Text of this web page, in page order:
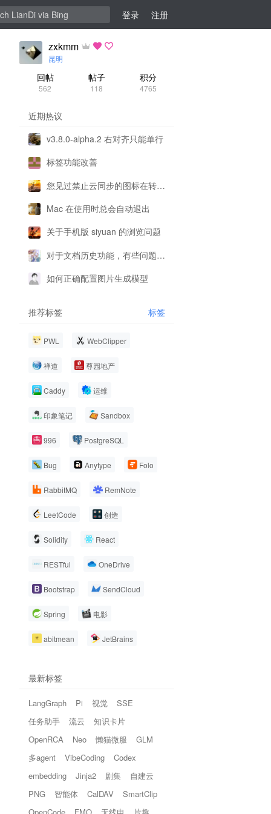
登录 注册
zxkmm
昆明
回帖
562
帖子
118
积分
4765
近期热议
v3.8.0-alpha.2 右对齐只能单行
标签功能改善
您见过禁止云同步的图标在转圈圈吗
Mac 在使用时总会自动退出
关于手机版 siyuan 的浏览问题
对于文档历史功能，有些问题想请各位大佬解答一下
如何正确配置图片生成模型
推荐标签 标签
PWL WebClipper
禅道 尊园地产
Caddy 运维
印象笔记 Sandbox
996 PostgreSQL
Bug Anytype Folo
RabbitMQ RemNote
LeetCode 创造
Solidity React
RESTful OneDrive
Bootstrap SendCloud
Spring 电影
abitmean JetBrains
最新标签
LangGraph Pi 视觉
SSE
任务助手
流云
知识卡片
OpenRCA
Neo 懒猫微服
GLM
多agent
VibeCoding
Codex
embedding
Jinja2 剧集
自建云
PNG
智能体 CalDAV
SmartClip